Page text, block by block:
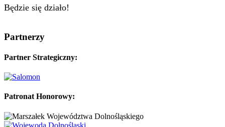
Będzie się działo!
Partnerzy
Partner Strategiczny:
Patronat Honorowy: